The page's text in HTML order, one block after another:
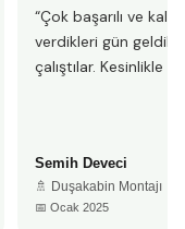
“Çok başarılı ve
verdikleri gün
çalıştılar. Kesinlikle
Semih Deveci
🚿 Duşakabin Montajı
📅 Ocak 2025